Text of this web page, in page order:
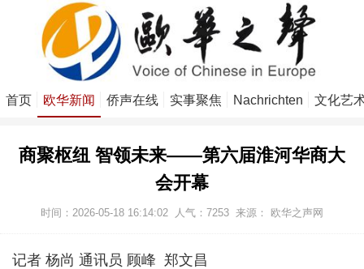
首页 欧华新闻 侨声在线 实事聚焦 Nachrichten 文化艺
商聚枢纽 智领未来——第六届淮河华商大
会开幕
时间：2026-05-18 16:14:02 人气： 7253 来源： 欧华之声网
记者 杨尚 通讯员 顾峰 郑文昌